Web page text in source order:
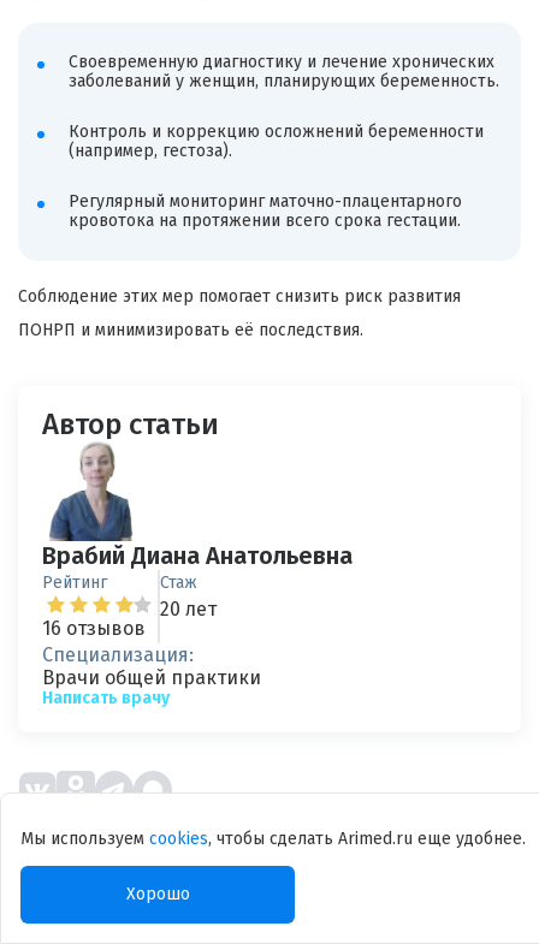
Своевременную диагностику и лечение хронических
заболеваний у женщин, планирующих беременность.
Контроль и коррекцию осложнений беременности
(например, гестоза).
Регулярный мониторинг маточно-плацентарного
кровотока на протяжении всего срока гестации.
Соблюдение этих мер помогает снизить риск развития
ПОНРП и минимизировать её последствия.
Автор статьи
Врабий Диана Анатольевна
Рейтинг
16 отзывов
Стаж
20 лет
Специализация:
Врачи общей практики
Написать врачу
Дата публикациии: 13.03.2024
Оцените качество статьи:
Мы используем cookies, чтобы сделать Arimed.ru еще удобнее.
Хорошо